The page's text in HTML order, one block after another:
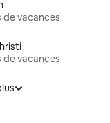
de vacances
de vacances